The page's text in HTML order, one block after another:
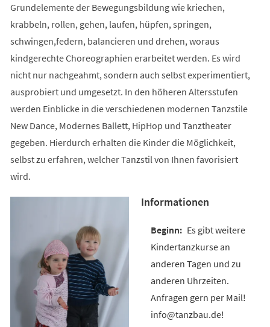
Grundelemente der Bewegungsbildung wie kriechen,
krabbeln, rollen, gehen, laufen, hüpfen, springen,
schwingen,federn, balancieren und drehen, woraus
kindgerechte Choreographien erarbeitet werden. Es wird
nicht nur nachgeahmt, sondern auch selbst experimentiert,
ausprobiert und umgesetzt. In den höheren Altersstufen
werden Einblicke in die verschiedenen modernen Tanzstile
New Dance, Modernes Ballett, HipHop und Tanztheater
gegeben. Hierdurch erhalten die Kinder die Möglichkeit,
selbst zu erfahren, welcher Tanzstil von Ihnen favorisiert
wird.
Informationen
Es gibt weitere
Kindertanzkurse an
anderen Tagen und zu
anderen Uhrzeiten.
Anfragen gern per Mail!
info@tanzbau.de!